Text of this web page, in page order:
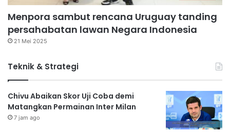
Menpora sambut rencana Uruguay tanding
persahabatan lawan Negara Indonesia
21 Mei 2025
Teknik & Strategi
Chivu Abaikan Skor Uji Coba demi
Matangkan Permainan Inter Milan
7 jam ago